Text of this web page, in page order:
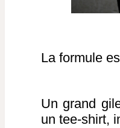
La formule
Un grand
un tee-shirt,